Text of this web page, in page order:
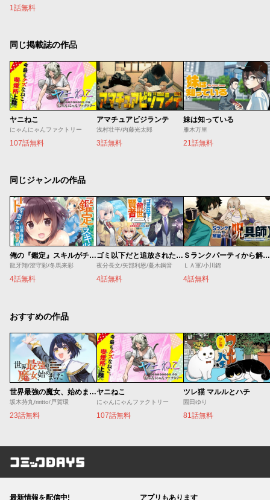
1話無料
同じ掲載誌の作品
ヤニねこ
にゃんにゃんファクトリー
107話無料
アマチュアビジランテ
浅村壮平/内藤光太郎
3話無料
妹は知っている
雁木万里
21話無料
同じジャンルの作品
俺の『鑑定』スキルがチートすぎて
龍牙翔/澄守彩/冬馬来彩
4話無料
ゴミ以下だと追放された使用人、実は前世賢者です ～史上最強の賢者、世界最高峰の学園に通う～
夜分長文/矢部利恩/蔓木鋼音
4話無料
Ｓランクパーティから解雇された【呪具師】～『呪いのアイテム』しか作れませんが、その性能はアーティファクト級なり……！～
ＬＡ軍/小川錦
4話無料
おすすめの作品
世界最強の魔女、始めました ～私だけ『攻略サイト』を見れる世界で自由に生きます～
坂木持丸/riritto/戸賀環
23話無料
ヤニねこ
にゃんにゃんファクトリー
107話無料
ツレ猫 マルルとハチ
園田ゆり
81話無料
コミックDAYS
最新情報を配信中! アプリもあります